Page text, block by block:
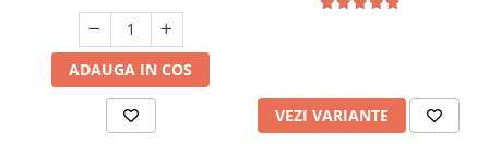
ADAUGA IN COS
VEZI VARIANTE